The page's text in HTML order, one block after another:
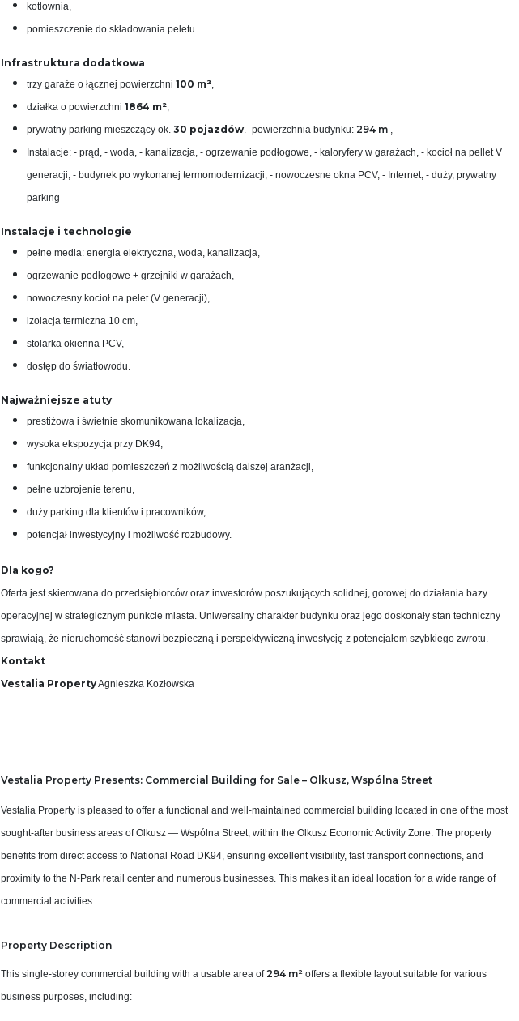
kotłownia,
pomieszczenie do składowania peletu.
Infrastruktura dodatkowa
trzy garaże o łącznej powierzchni 100 m²,
działka o powierzchni 1864 m²,
prywatny parking mieszczący ok. 30 pojazdów.- powierzchnia budynku: 294 m ,
Instalacje: - prąd, - woda, - kanalizacja, - ogrzewanie podłogowe, - kaloryfery w garażach, - kocioł na pellet V
generacji, - budynek po wykonanej termomodernizacji, - nowoczesne okna PCV, - Internet, - duży, prywatny
parking
Instalacje i technologie
pełne media: energia elektryczna, woda, kanalizacja,
ogrzewanie podłogowe + grzejniki w garażach,
nowoczesny kocioł na pelet (V generacji),
izolacja termiczna 10 cm,
stolarka okienna PCV,
dostęp do światłowodu.
Najważniejsze atuty
prestiżowa i świetnie skomunikowana lokalizacja,
wysoka ekspozycja przy DK94,
funkcjonalny układ pomieszczeń z możliwością dalszej aranżacji,
pełne uzbrojenie terenu,
duży parking dla klientów i pracowników,
potencjał inwestycyjny i możliwość rozbudowy.
Dla kogo?
Oferta jest skierowana do przedsiębiorców oraz inwestorów poszukujących solidnej, gotowej do działania bazy
operacyjnej w strategicznym punkcie miasta. Uniwersalny charakter budynku oraz jego doskonały stan techniczny
sprawiają, że nieruchomość stanowi bezpieczną i perspektywiczną inwestycję z potencjałem szybkiego zwrotu.
Kontakt
Vestalia PropertyAgnieszka Kozłowska
Vestalia Property Presents: Commercial Building for Sale – Olkusz, Wspólna Street
Vestalia Property is pleased to offer a functional and well‑maintained commercial building located in one of the most
sought‑after business areas of Olkusz — Wspólna Street, within the Olkusz Economic Activity Zone. The property
benefits from direct access to National Road DK94, ensuring excellent visibility, fast transport connections, and
proximity to the N‑Park retail center and numerous businesses. This makes it an ideal location for a wide range of
commercial activities.
Property Description
This single‑storey commercial building with a usable area of 294 m² offers a flexible layout suitable for various
business purposes, including: